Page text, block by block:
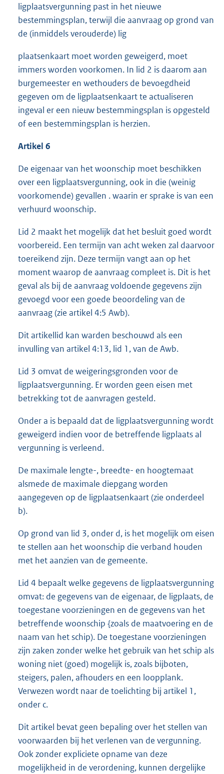
ligplaatsvergunning past in het nieuwe
bestemmingsplan, terwijl die aanvraag op grond van
de (inmiddels verouderde) lig
plaatsenkaart moet worden geweigerd, moet
immers worden voorkomen. In lid 2 is daarom aan
burgemeester en wethouders de bevoegdheid
gegeven om de ligplaatsenkaart te actualiseren
ingeval er een nieuw bestemmingsplan is opgesteld
of een bestemmingsplan is herzien.
Artikel 6
De eigenaar van het woonschip moet beschikken
over een ligplaatsvergunning, ook in die (weinig
voorkomende) gevallen . waarin er sprake is van een
verhuurd woonschip.
Lid 2 maakt het mogelijk dat het besluit goed wordt
voorbereid. Een termijn van acht weken zal daarvoor
toereikend zijn. Deze termijn vangt aan op het
moment waarop de aanvraag compleet is. Dit is het
geval als bij de aanvraag voldoende gegevens zijn
gevoegd voor een goede beoordeling van de
aanvraag (zie artikel 4:5 Awb).
Dit artikellid kan warden beschouwd als een
invulling van artikel 4:13, lid 1, van de Awb.
Lid 3 omvat de weigeringsgronden voor de
ligplaatsvergunning. Er worden geen eisen met
betrekking tot de aanvragen gesteld.
Onder a is bepaald dat de ligplaatsvergunning wordt
geweigerd indien voor de betreffende ligplaats al
vergunning is verleend.
De maximale lengte-, breedte- en hoogtemaat
alsmede de maximale diepgang worden
aangegeven op de ligplaatsenkaart (zie onderdeel
b).
Op grond van lid 3, onder d, is het mogelijk om eisen
te stellen aan het woonschip die verband houden
met het aanzien van de gemeente.
Lid 4 bepaalt welke gegevens de ligplaatsvergunning
omvat: de gegevens van de eigenaar, de ligplaats, de
toegestane voorzieningen en de gegevens van het
betreffende woonschip {zoals de maatvoering en de
naam van het schip). De toegestane voorzieningen
zijn zaken zonder welke het gebruik van het schip als
woning niet (goed) mogelijk is, zoals bijboten,
steigers, palen, afhouders en een loopplank.
Verwezen wordt naar de toelichting bij artikel 1,
onder c.
Dit artikel bevat geen bepaling over het stellen van
voorwaarden bij het verlenen van de vergunning.
Ook zonder expliciete opname van deze
mogelijkheid in de verordening, kunnen dergelijke